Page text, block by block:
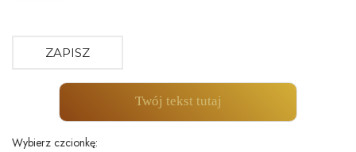
ZAPISZ
Twój tekst tutaj
Wybierz czcionkę: